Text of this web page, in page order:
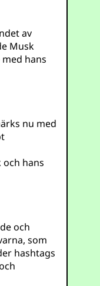
av
Musk
hans
nu med
hans
och
som
hashtags